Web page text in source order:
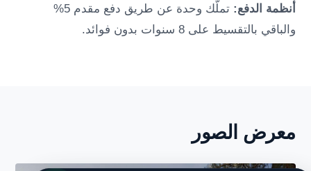
أنظمة الدفع:
تملَّك وحدة عن طريق دفع مقدم 5%
والباقي بالتقسيط على 8 سنوات بدون فوائد.
معرض الصور